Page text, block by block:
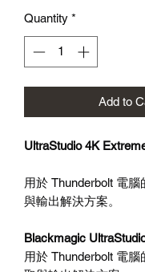
Quantity *
Add to
UltraStudio 4K
用於 Thunderbolt 電
與輸出解決方案。
Blackmagic
用於 Thunderbolt 電